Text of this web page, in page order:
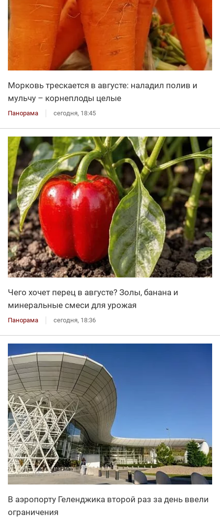
Морковь трескается в августе: наладил полив и
мульчу – корнеплоды целые
Панорама сегодня, 18:45
Чего хочет перец в августе? Золы, банана и
минеральные смеси для урожая
Панорама сегодня, 18:36
В аэропорту Геленджика второй раз за день ввели
ограничения